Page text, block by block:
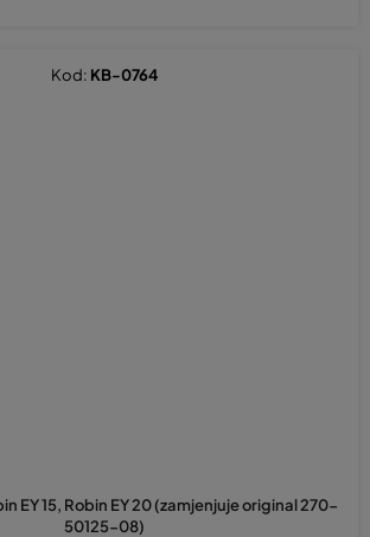
EY 15, Robin EY 20 (zamjenjuje original 270-
50125-08)
Kod: KB-0764